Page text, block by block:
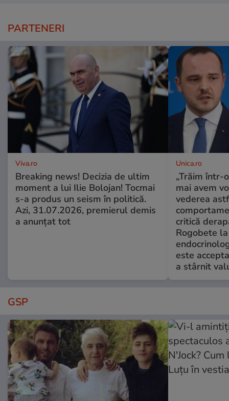
PARTENERI
Viva.ro
Breaking news! Decizia de ultim
moment a lui Ilie Bolojan! Tocmai
s-a produs un seism în politică.
Azi, 31.07.2026, premierul demis
a anunțat tot
Unica.ro
„Trăim într-
mai avem
vederea
critică
Rogobete
este
a stârnit
GSP